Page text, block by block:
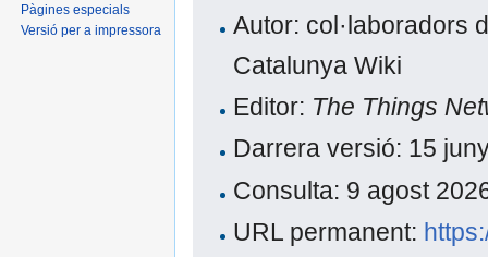
Autor: col·laboradors
Catalunya Wiki
Editor: The Things
Darrera versió: 15
Consulta: 9 agost
URL permanent:
Pàgines especials
Versió per a impressora